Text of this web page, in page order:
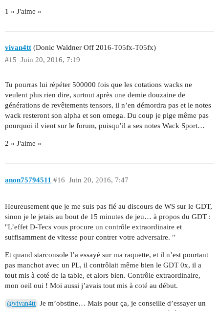
1 « J'aime »
vivan4tt (Donic Waldner Off 2016-T05fx-T05fx)
Juin 20, 2016, 7:19
#15
Tu pourras lui répéter 500000 fois que les cotations wacks ne
veulent plus rien dire, surtout après une demie douzaine de
générations de revêtements tensors, il n’en démordra pas et le notes
wack resteront son alpha et son omega. Du coup je pige même pas
pourquoi il vient sur le forum, puisqu’il a ses notes Wack Sport…
2 « J'aime »
anon75794511 Juin 20, 2016, 7:47
#16
Heureusement que je me suis pas fié au discours de WS sur le GDT,
sinon je le jetais au bout de 15 minutes de jeu… à propos du GDT :
"L’effet D-Tecs vous procure un contrôle extraordinaire et
suffisamment de vitesse pour contrer votre adversaire. "
Et quand starconsole l’a essayé sur ma raquette, et il n’est pourtant
pas manchot avec un PL, il contrôlait même bien le GDT 0x, il a
tout mis à coté de la table, et alors bien. Contrôle extraordinaire,
mon oeil oui ! Moi aussi j’avais tout mis à coté au début.
@vivan4tt Je m’obstine… Mais pour ça, je conseille d’essayer un